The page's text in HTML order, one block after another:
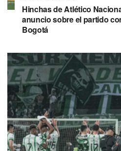
Hinchas de Atlético
anuncio sobre el partido
Bogotá